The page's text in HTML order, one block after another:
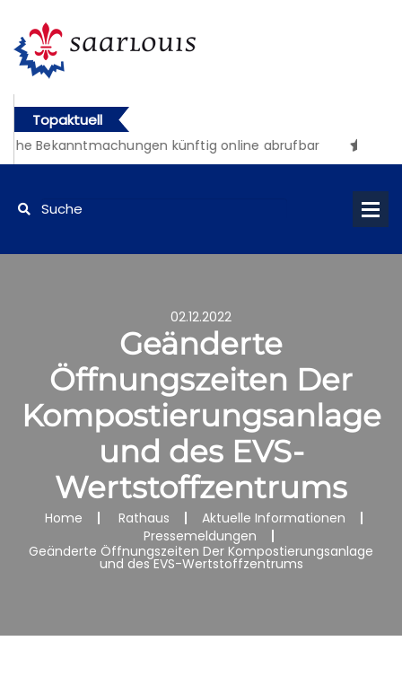
Topaktuell
Bekanntmachungen künftig online abrufbar
02.12.2022
Geänderte
Öffnungszeiten Der
Kompostierungsanlage
und des EVS-
Wertstoffzentrums
Home Rathaus
Aktuelle Informationen
Pressemeldungen
Geänderte Öffnungszeiten Der Kompostierungsanlage
und des EVS-Wertstoffzentrums